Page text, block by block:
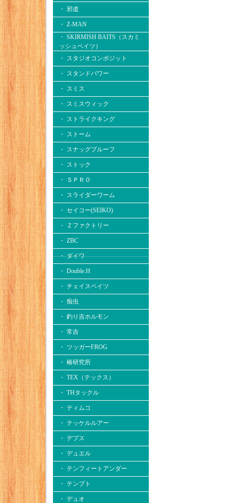
・ 邪道
・ Z-MAN
・ SKIRMISH BAITS（スカミ
ッシュベイツ）
・ スタジオコンポジット
・ スタンドパワー
・ スミス
・ スミスウィック
・ ストライクキング
・ ストーム
・ スナッグプルーフ
・ ストック
・ ＳＰＲＯ
・ スライダーワーム
・ セイコー(SEIKO)
・ Ｚファクトリー
・ ZBC
・ ダイワ
・ Double.H
・ チェイスベイツ
・ 痴虫
・ 釣り吉ホルモン
・ 常吉
・ ツッガーFROG
・ 椿研究所
・ TEX（テックス）
・ THタックル
・ ティムコ
・ テッケルルアー
・ デプス
・ デュエル
・ テンフィートアンダー
・ テンプト
・ デュオ